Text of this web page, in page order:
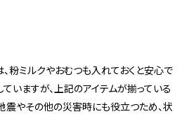
粉ミルクやおむつも入れておくと安心で
いますが、上記のアイテムが揃っている
震やその他の災害時にも役立つため、状